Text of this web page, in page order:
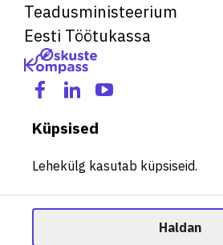
Teadusministeerium
Eesti Töötukassa
Küpsised
Lehekülg kasutab küpsiseid.
Haldan